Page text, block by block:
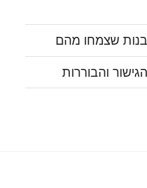
שצמחו מהם
והבוררות